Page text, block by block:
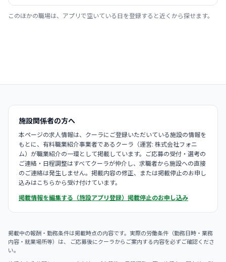
このほかの職場は、アプリで空いている日を登録すると近くから探せます。
施設関係者の方へ
本ページの求人情報は、クーラにご登録いただいている施設の情報を
もとに、有料職業紹介事業者であるクーラ（運営: 株式会社フォニ
ム）が職業紹介の一環として掲載しています。ご応募の受付・選考の
ご連絡・日程調整はすべてクーラが仲介し、求職者から施設への直接
のご連絡は発生しません。掲載内容の修正、または掲載停止のお申し
込みはこちらから受け付けています。
掲載情報を編集する（施設アプリ登録） 掲載停止のお申し込み
掲載中の報酬・勤務条件は掲載時点の内容です。実際の労働条件（勤務日時・業務
内容・就業場所等）は、 ご応募後にクーラからご案内する内容を必ずご確認くださ
い。